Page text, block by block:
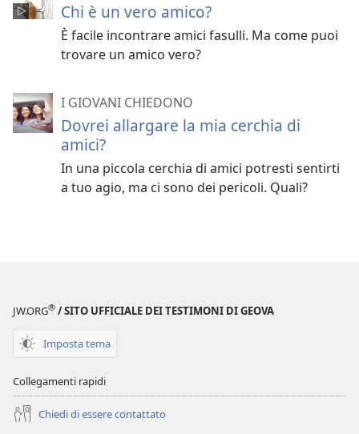
Chi è un vero amico?
È facile incontrare amici fasulli. Ma come puoi
trovare un amico vero?
I GIOVANI CHIEDONO
Dovrei allargare la mia cerchia di
amici?
In una piccola cerchia di amici potresti sentirti
a tuo agio, ma ci sono dei pericoli. Quali?
JW.ORG® / SITO UFFICIALE DEI TESTIMONI DI GEOVA
Imposta tema
Collegamenti rapidi
Chiedi di essere contattato